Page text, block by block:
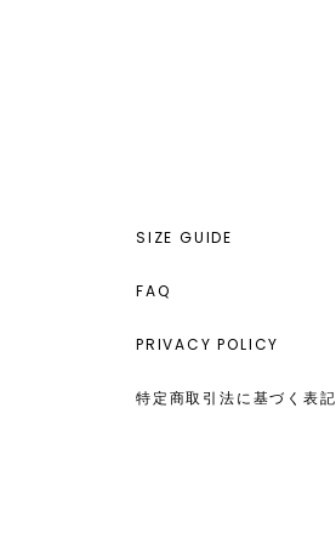
SIZE GUIDE
FAQ
PRIVACY POLICY
特定商取引法に基づく表記